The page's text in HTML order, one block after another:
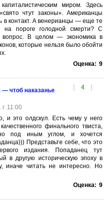
миром. Здесь
чтут законы». Американцы
в контакт. А венерианцы — еще те
пороге голодной смерти? С
В целом — экономика в
которые нельзя было обойти
Оценка: 9
[ 4 ]
чтоб наказанье
г. 11:00
и это олдскул. Есть чему у него
финального твиста,
под иным углом, и хочется
Представьте себе, что это
издания. Попаданец тут
в другую историческую эпоху в
иначе читать не интересно. Но
Оценка: 9